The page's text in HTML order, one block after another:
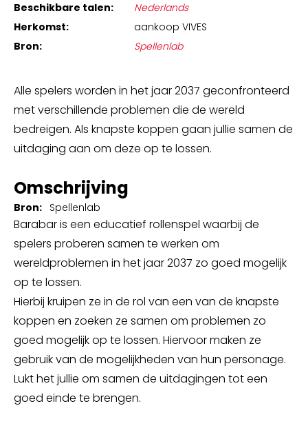
Beschikbare talen:
Nederlands
Herkomst:
aankoop VIVES
Bron:
Spellenlab
Alle spelers worden in het jaar 2037 geconfronteerd
met verschillende problemen die de wereld
bedreigen. Als knapste koppen gaan jullie samen de
uitdaging aan om deze op te lossen.
Omschrijving
Bron: Spellenlab
Barabar is een educatief rollenspel waarbij de
spelers proberen samen te werken om
wereldproblemen in het jaar 2037 zo goed mogelijk
op te lossen.
Hierbij kruipen ze in de rol van een van de knapste
koppen en zoeken ze samen om problemen zo
goed mogelijk op te lossen. Hiervoor maken ze
gebruik van de mogelijkheden van hun personage.
Lukt het jullie om samen de uitdagingen tot een
goed einde te brengen.